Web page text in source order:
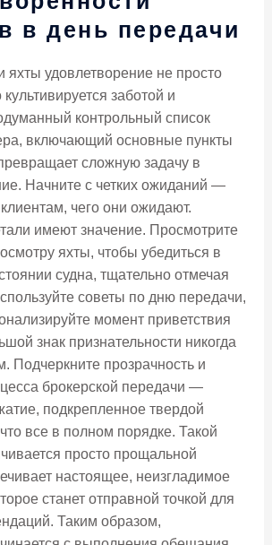
в день передачи
яхты удовлетворение не просто
заботой и
контрольный список
включающий основные пункты
сложную задачу в
Начните с четких ожиданий —
чего они ожидают.
имеют значение. Просмотрите
яхты, чтобы убедиться в
судна, тщательно отмечая
советы по дню передачи,
момент приветствия
знак признательности никогда
Подчеркните прозрачность и
брокерской передачи —
подкрепленное твердой
все в полном порядке. Такой
просто прощальной
настоящее, неизгладимое
станет отправной точкой для
Таким образом,